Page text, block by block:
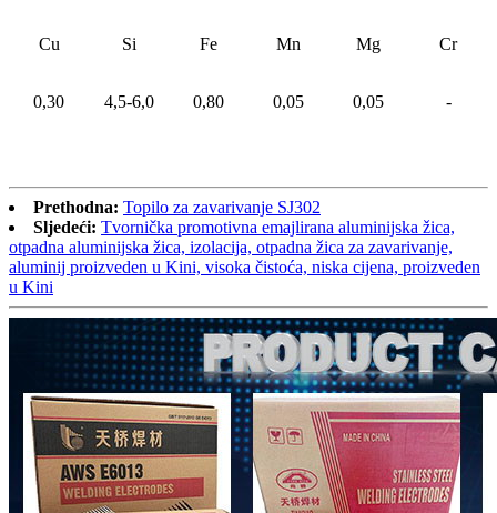
Cu Si Fe Mn Mg Cr
0,30 4,5-6,0 0,80 0,05 0,05 -
Prethodna: Topilo za zavarivanje SJ302
Sljedeći: Tvornička promotivna emajlirana aluminijska žica,
otpadna aluminijska žica, izolacija, otpadna žica za zavarivanje,
aluminij proizveden u Kini, visoka čistoća, niska cijena, proizveden
u Kini